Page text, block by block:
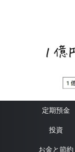
定期預金
投資
お金と節約